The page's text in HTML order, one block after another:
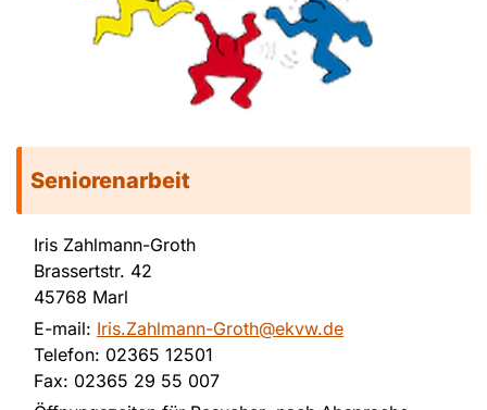
Seniorenarbeit
Iris Zahlmann-Groth
Brassertstr. 42
45768 Marl
E-mail: Iris.Zahlmann-Groth@ekvw.de
Telefon: 02365 12501
Fax: 02365 29 55 007